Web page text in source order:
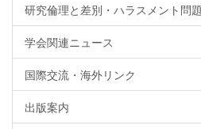
研究倫理と差別・ハラスメント問
学会関連ニュース
国際交流・海外リンク
出版案内